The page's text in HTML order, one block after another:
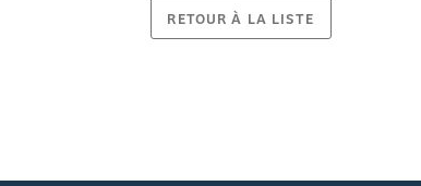
RETOUR À LA LISTE